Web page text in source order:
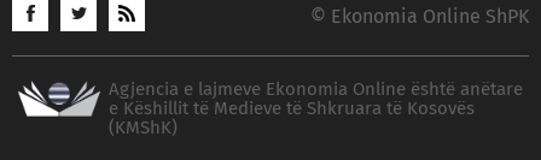
© Ekonomia Online ShPK
Agjencia e lajmeve Ekonomia Online është anëtare
e Këshillit të Medieve të Shkruara të Kosovës
(KMShK)